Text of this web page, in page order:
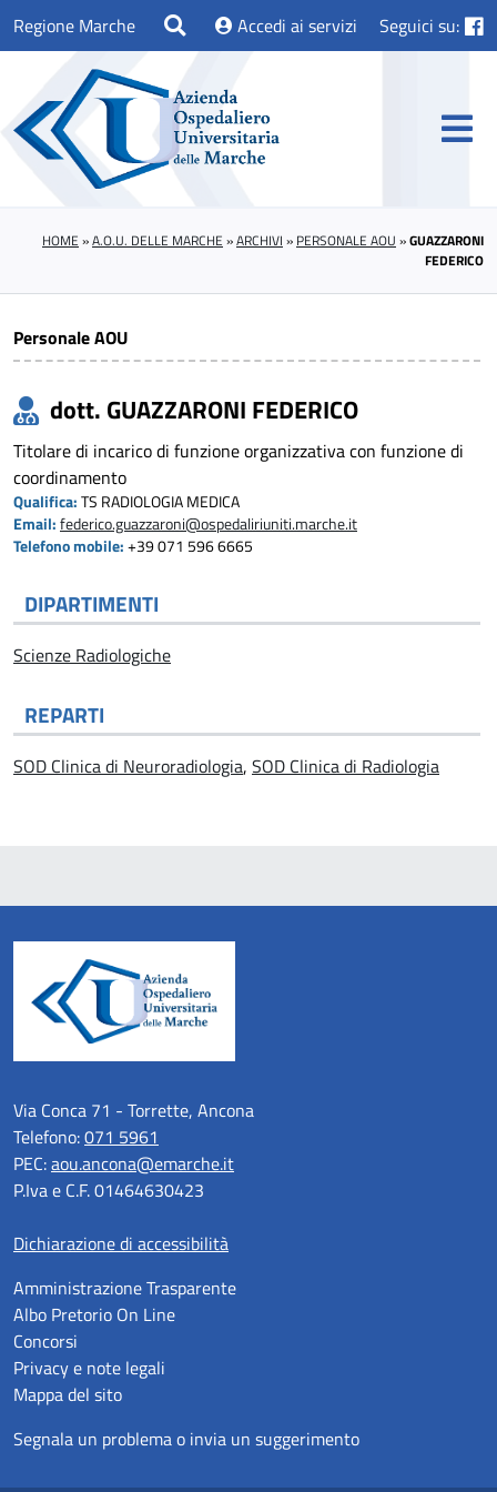
Regione Marche Accedi ai servizi Seguici su:
HOME »A.O.U. DELLE MARCHE »ARCHIVI » PERSONALE AOU »GUAZZARONI
FEDERICO
Personale AOU
dott. GUAZZARONI FEDERICO
Titolare di incarico di funzione organizzativa con funzione di
coordinamento
Qualifica: TS RADIOLOGIA MEDICA
Email: federico.guazzaroni@ospedaliriuniti.marche.it
Telefono mobile: +39 071 596 6665
DIPARTIMENTI
Scienze Radiologiche
REPARTI
SOD Clinica di Neuroradiologia, SOD Clinica di Radiologia
Via Conca 71 - Torrette, Ancona
Telefono:071 5961
PEC:aou.ancona@emarche.it
P.Iva e C.F. 01464630423
Dichiarazione di accessibilità
Amministrazione Trasparente
Albo Pretorio On Line
Concorsi
Privacy e note legali
Mappa del sito
Segnala un problema o invia un suggerimento